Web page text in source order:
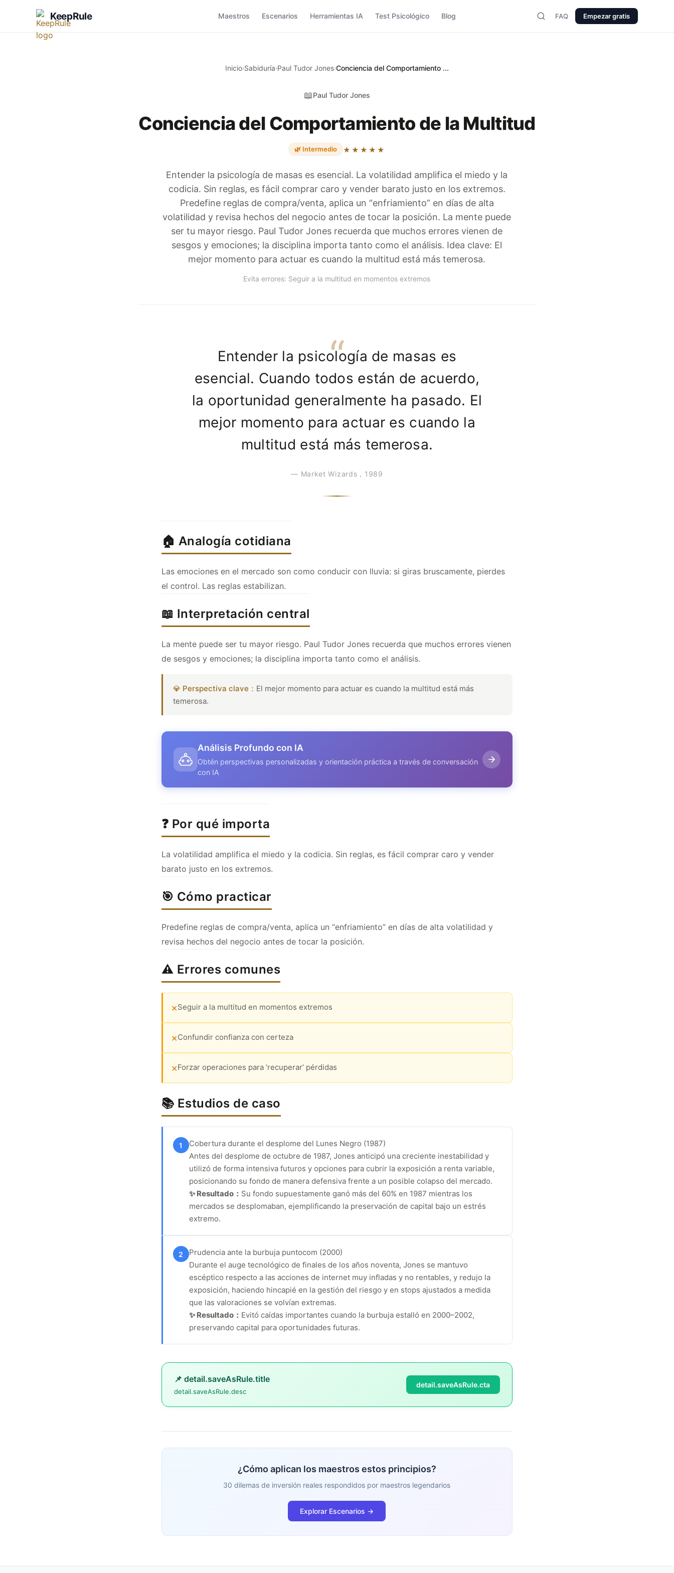
KeepRule Maestros Escenarios Herramientas IA Test Psicológico Blog FAQ Empezar gratis
Inicio›Sabiduría›Paul Tudor Jones›Conciencia del Comportamiento ...
📖Paul Tudor Jones
Conciencia del Comportamiento de la Multitud
🌿 Intermedio ★★★★★
Entender la psicología de masas es esencial. La volatilidad amplifica el miedo y la
codicia. Sin reglas, es fácil comprar caro y vender barato justo en los extremos.
Predefine reglas de compra/venta, aplica un “enfriamiento” en días de alta
volatilidad y revisa hechos del negocio antes de tocar la posición. La mente puede
ser tu mayor riesgo. Paul Tudor Jones recuerda que muchos errores vienen de
sesgos y emociones; la disciplina importa tanto como el análisis. Idea clave: El
mejor momento para actuar es cuando la multitud está más temerosa.
Evita errores: Seguir a la multitud en momentos extremos
Entender la psicología de masas es
esencial. Cuando todos están de acuerdo,
la oportunidad generalmente ha pasado. El
mejor momento para actuar es cuando la
multitud está más temerosa.
— Market Wizards，1989
🏠 Analogía cotidiana
Las emociones en el mercado son como conducir con lluvia: si giras bruscamente, pierdes
el control. Las reglas estabilizan.
📖 Interpretación central
La mente puede ser tu mayor riesgo. Paul Tudor Jones recuerda que muchos errores vienen
de sesgos y emociones; la disciplina importa tanto como el análisis.
💎 Perspectiva clave： El mejor momento para actuar es cuando la multitud está más
temerosa.
Análisis Profundo con IA
Obtén perspectivas personalizadas y orientación práctica a través de conversación
con IA
❓ Por qué importa
La volatilidad amplifica el miedo y la codicia. Sin reglas, es fácil comprar caro y vender
barato justo en los extremos.
🎯 Cómo practicar
Predefine reglas de compra/venta, aplica un “enfriamiento” en días de alta volatilidad y
revisa hechos del negocio antes de tocar la posición.
⚠️ Errores comunes
✕Seguir a la multitud en momentos extremos
✕Confundir confianza con certeza
✕Forzar operaciones para ‘recuperar’ pérdidas
📚 Estudios de caso
1
Cobertura durante el desplome del Lunes Negro (1987)
Antes del desplome de octubre de 1987, Jones anticipó una creciente inestabilidad y
utilizó de forma intensiva futuros y opciones para cubrir la exposición a renta variable,
posicionando su fondo de manera defensiva frente a un posible colapso del mercado.
✨ Resultado： Su fondo supuestamente ganó más del 60% en 1987 mientras los
mercados se desplomaban, ejemplificando la preservación de capital bajo un estrés
extremo.
2
Prudencia ante la burbuja puntocom (2000)
Durante el auge tecnológico de finales de los años noventa, Jones se mantuvo
escéptico respecto a las acciones de internet muy infladas y no rentables, y redujo la
exposición, haciendo hincapié en la gestión del riesgo y en stops ajustados a medida
que las valoraciones se volvían extremas.
✨ Resultado： Evitó caídas importantes cuando la burbuja estalló en 2000–2002,
preservando capital para oportunidades futuras.
📌 detail.saveAsRule.title
detail.saveAsRule.desc
detail.saveAsRule.cta
¿Cómo aplican los maestros estos principios?
30 dilemas de inversión reales respondidos por maestros legendarios
Explorar Escenarios →